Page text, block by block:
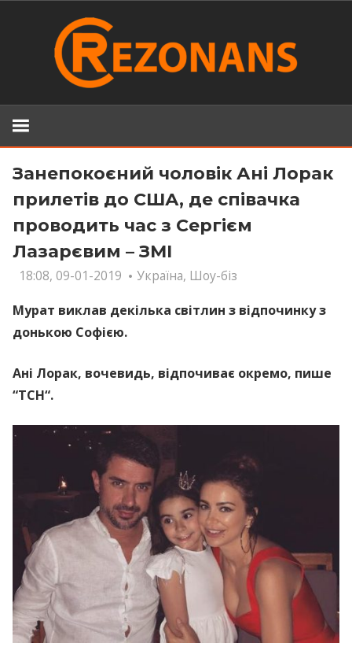
Занепокоєний чоловік Ані Лорак
прилетів до США, де співачка
проводить час з Сергієм
Лазарєвим – ЗМІ
18:08, 09-01-2019 Україна, Шоу-біз
Мурат виклав декілька світлин з відпочинку з
донькою Софією.
Ані Лорак, вочевидь, відпочиває окремо, пише
“ТСН“.